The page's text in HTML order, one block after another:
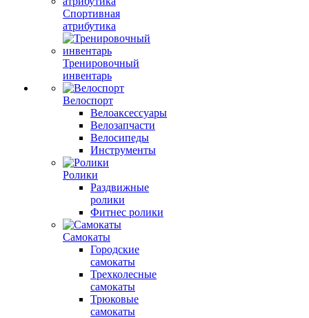
Спортивная
атрибутика
Тренировочный
инвентарь
Велоспорт
Велоаксессуары
Велозапчасти
Велосипеды
Инструменты
Ролики
Раздвижные
ролики
Фитнес ролики
Самокаты
Городские
самокаты
Трехколесные
самокаты
Трюковые
самокаты